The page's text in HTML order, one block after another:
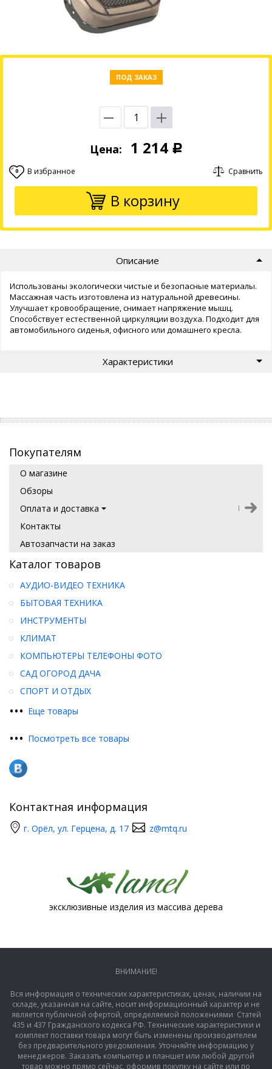
ПОД ЗАКАЗ
Цена: 1 214 Р
0 В избранное Сравнить
В корзину
Описание
Использованы экологически чистые и безопасные материалы.
Массажная часть изготовлена из натуральной древесины.
Улучшает кровообращение, снимает напряжение мышц.
Способствует естественной циркуляции воздуха. Подходит для
автомобильного сиденья, офисного или домашнего кресла.
Характеристики
Покупателям
О магазине
Обзоры
Оплата и доставка
Контакты
Автозапчасти на заказ
Каталог товаров
••• Еще товары
АУДИО-ВИДЕО ТЕХНИКА
БЫТОВАЯ ТЕХНИКА
ИНСТРУМЕНТЫ
КЛИМАТ
КОМПЬЮТЕРЫ ТЕЛЕФОНЫ ФОТО
САД ОГОРОД ДАЧА
СПОРТ И ОТДЫХ
••• Посмотреть все товары
Контактная информация
г. Орёл, ул. Герцена, д. 17 z@mtq.ru
эксклюзивные изделия из массива дерева
ВНИМАНИЕ!
Вся информация о технических характеристиках, ценах, наличии на
складе, указанная на сайте, носит информационный характер и не
является публичной офертой, определяемой положениями Статей
435 и 437 Гражданского кодекса РФ. Технические характеристики и
комплект поставки товара могут быть изменены производителем
без предварительного уведомления. Уточняйте информацию у
менеджеров. Заказать компьютер и планшет или любой другой
товар можно прямо сейчас, оформив покупку на сайте или по